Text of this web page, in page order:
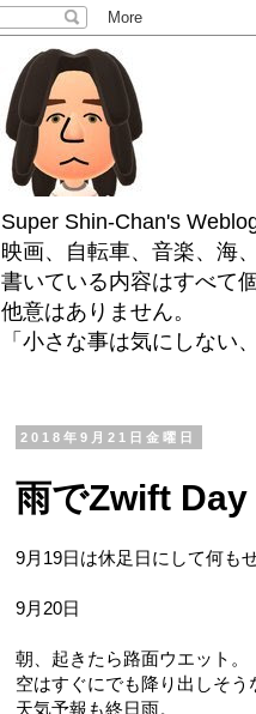
Super Shin-Chan's
映画、自転車、音楽、海
書いている内容はすべて
他意はありません。
「小さな事は気にしない
2018年9月21日金曜日
雨でZwift Day
9月19日は休足日にして何もせ
9月20日
朝、起きたら路面ウエット。
空はすぐにでも降り出しそう
天気予報も終日雨。